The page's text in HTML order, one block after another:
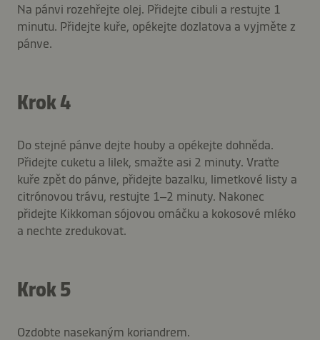
Na pánvi rozehřejte olej. Přidejte cibuli a restujte 1
minutu. Přidejte kuře, opékejte dozlatova a vyjměte z
pánve.
Krok 4
Do stejné pánve dejte houby a opékejte dohněda.
Přidejte cuketu a lilek, smažte asi 2 minuty. Vraťte
kuře zpět do pánve, přidejte bazalku, limetkové listy a
citrónovou trávu, restujte 1–2 minuty. Nakonec
přidejte Kikkoman sójovou omáčku a kokosové mléko
a nechte zredukovat.
Krok 5
Ozdobte nasekaným koriandrem.